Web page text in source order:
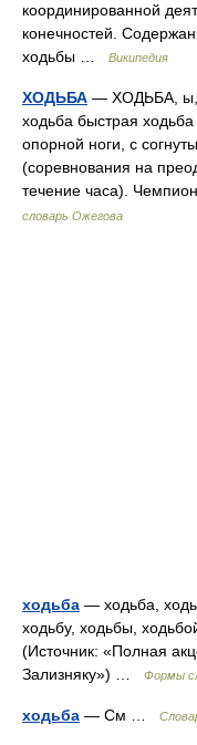
координированной
конечностей.
ходьбы …
Википедия
ХОДЬБА — ХОДЬБА, ы,
ходьба быстрая
опорной ноги, с
(соревнования на
течение часа).
словарь Ожегова
ходьба — ходьба,
ходьбу, ходьбы,
(Источник: «Полная
Зализняку») …
Формы
ходьба — См …